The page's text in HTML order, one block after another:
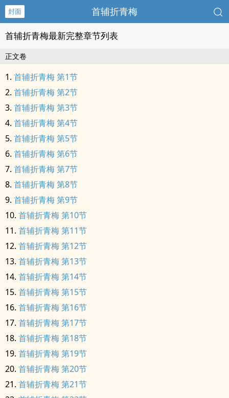
封面 首辅折青梅
首辅折青梅最新完整章节列表
正文卷
首辅折青梅 第1节
首辅折青梅 第2节
首辅折青梅 第3节
首辅折青梅 第4节
首辅折青梅 第5节
首辅折青梅 第6节
首辅折青梅 第7节
首辅折青梅 第8节
首辅折青梅 第9节
首辅折青梅 第10节
首辅折青梅 第11节
首辅折青梅 第12节
首辅折青梅 第13节
首辅折青梅 第14节
首辅折青梅 第15节
首辅折青梅 第16节
首辅折青梅 第17节
首辅折青梅 第18节
首辅折青梅 第19节
首辅折青梅 第20节
首辅折青梅 第21节